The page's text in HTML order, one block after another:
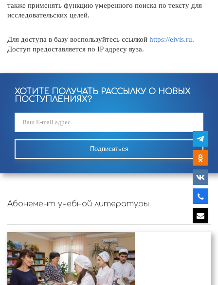
также применять функцию умеренного поиска по тексту для
исследовательских целей.
Для доступа в базу воспользуйтесь ссылкой https://eivis.ru.
Доступ предоставляется по IP адресу вуза.
ХОТИТЕ ПОЛУЧАТЬ РАССЫЛКУ О НОВЫХ
ПОСТУПЛЕНИЯХ?
Подписаться
Абонемент учебной литературы